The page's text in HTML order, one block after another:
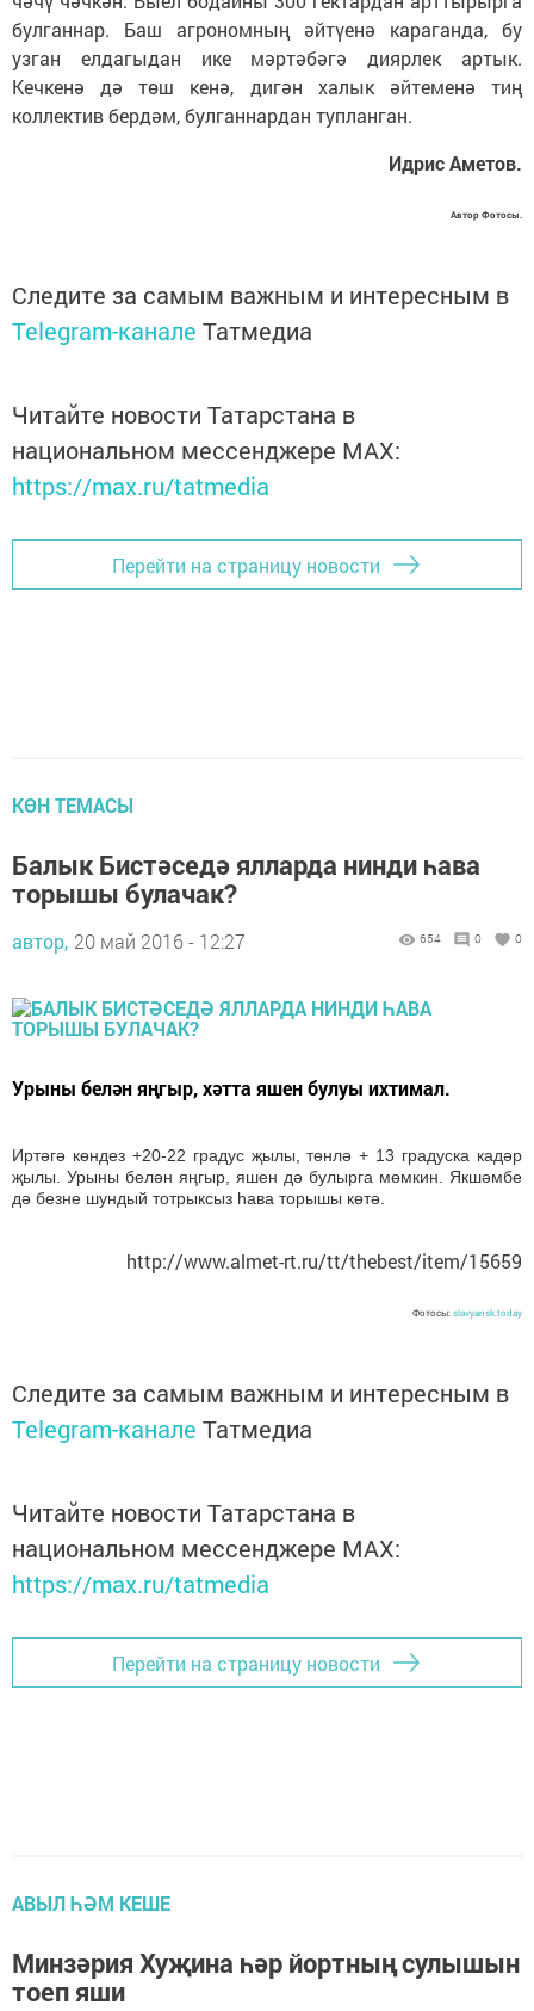
булганнар. Баш агрономның әйтүенә караганда, бу
узган елдагыдан ике мәртәбәгә диярлек артык.
Кечкенә дә төш кенә, дигән халык әйтеменә тиң
коллектив бердәм, булганнардан тупланган.
Идрис Аметов.
Автор Фотосы.
Следите за самым важным и интересным в
Telegram-канале Татмедиа
Читайте новости Татарстана в
национальном мессенджере MАХ:
https://max.ru/tatmedia
Перейти на страницу новости
КӨН ТЕМАСЫ
Балык Бистәседә ялларда нинди һава
торышы булачак?
автор, 20 май 2016 - 12:27 654 0 0
Урыны белән яңгыр, хәтта яшен булуы ихтимал.
Иртәгә көндез +20-22 градус җылы, төнлә + 13 градуска кадәр
җылы. Урыны белән яңгыр, яшен дә булырга мөмкин. Якшәмбе
дә безне шундый тотрыксыз һава торышы көтә.
http://www.almet-rt.ru/tt/thebest/item/15659
Фотосы: slavyansk.today
Следите за самым важным и интересным в
Telegram-канале Татмедиа
Читайте новости Татарстана в
национальном мессенджере MАХ:
https://max.ru/tatmedia
Перейти на страницу новости
АВЫЛ ҺӘМ КЕШЕ
Минзәрия Хуҗина һәр йортның сулышын
тоеп яши